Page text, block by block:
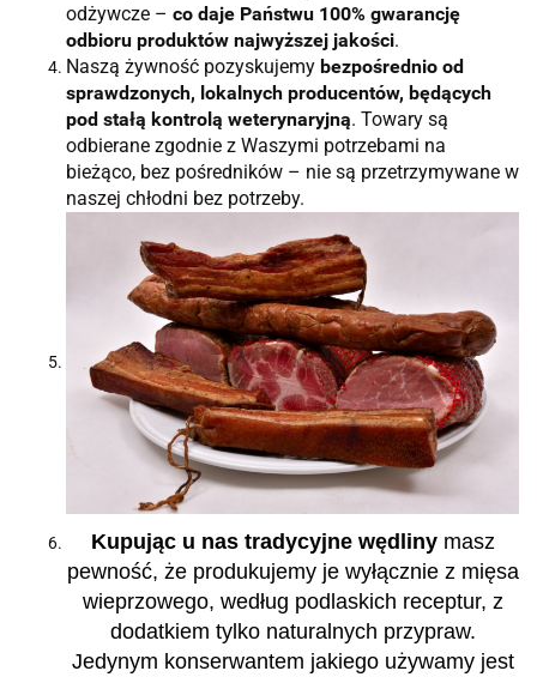
odżywcze – co daje Państwu 100% gwarancję
odbioru produktów najwyższej jakości.
Naszą żywność pozyskujemy bezpośrednio od
sprawdzonych, lokalnych producentów, będących
pod stałą kontrolą weterynaryjną. Towary są
odbierane zgodnie z Waszymi potrzebami na
bieżąco, bez pośredników – nie są przetrzymywane w
naszej chłodni bez potrzeby.
Kupując u nas tradycyjne wędlinymasz
pewność, że produkujemy je wyłącznie z mięsa
wieprzowego, według podlaskich receptur, z
dodatkiem tylko naturalnych przypraw.
Jedynym konserwantem jakiego używamy jest